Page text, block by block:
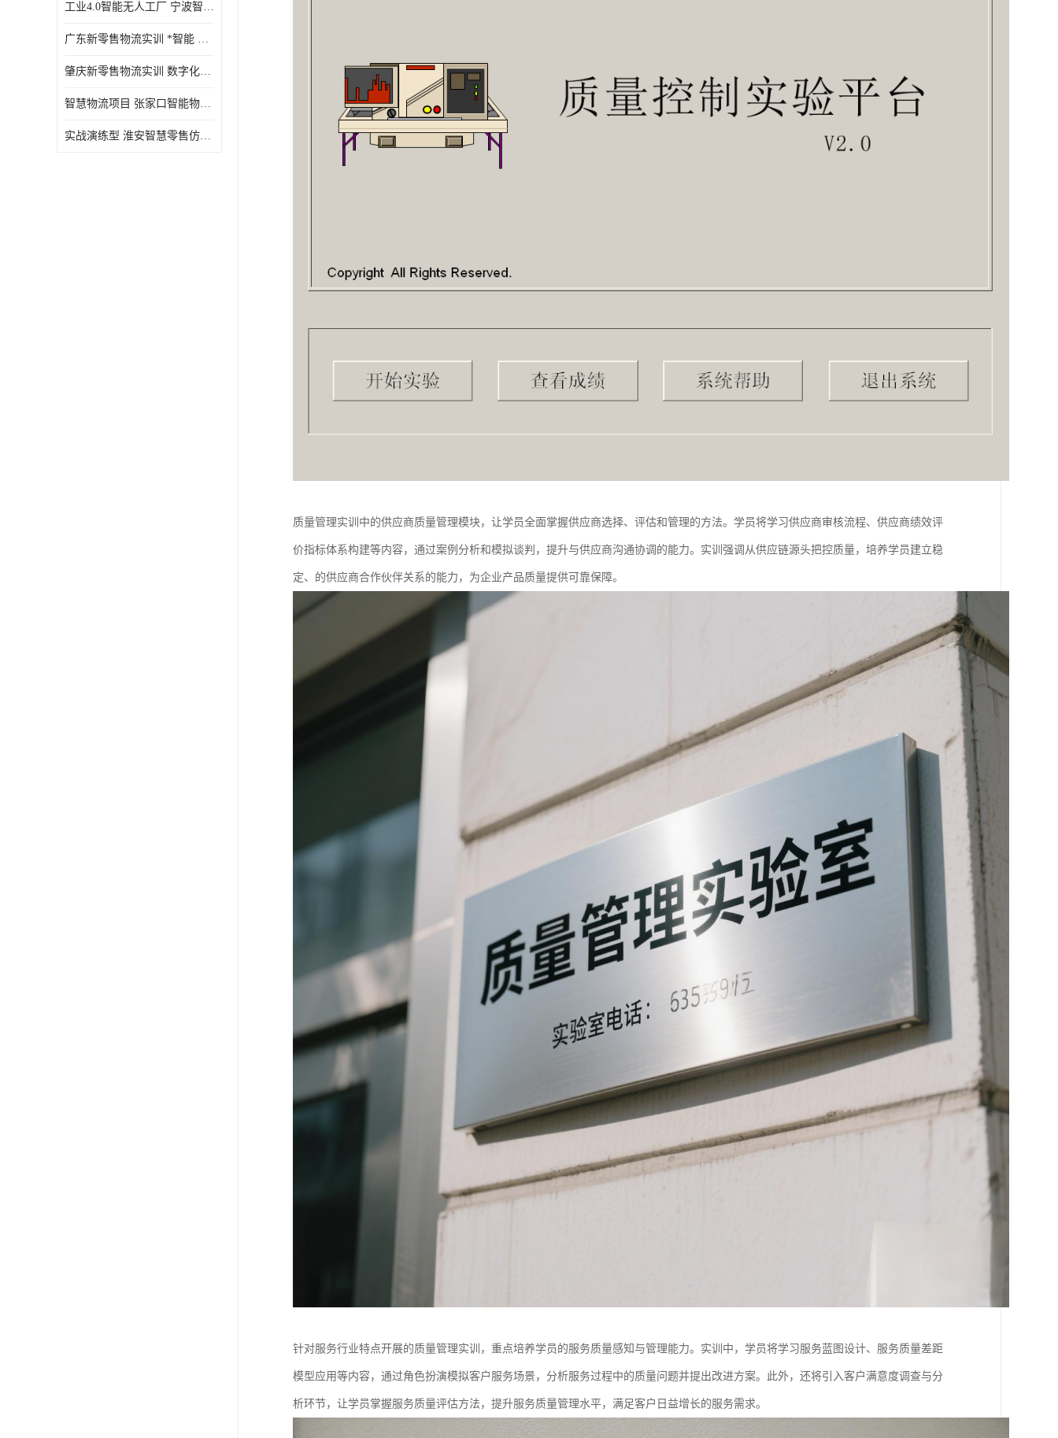
工业4.0智能无人工厂 宁波智能制造仿真项目
广东新零售物流实训 *智能 实战演练型
肇庆新零售物流实训 数字化赋能 创新实践
智慧物流项目 张家口智能物流装备
实战演练型 淮安智慧零售仿真实训 实战沉浸式
质量管理实训中的供应商质量管理模块，让学员全面掌握供应商选择、评估和管理的方法。学员将学习供应商审核流程、供应商绩效评
价指标体系构建等内容，通过案例分析和模拟谈判，提升与供应商沟通协调的能力。实训强调从供应链源头把控质量，培养学员建立稳
定、的供应商合作伙伴关系的能力，为企业产品质量提供可靠保障。
针对服务行业特点开展的质量管理实训，重点培养学员的服务质量感知与管理能力。实训中，学员将学习服务蓝图设计、服务质量差距
模型应用等内容，通过角色扮演模拟客户服务场景，分析服务过程中的质量问题并提出改进方案。此外，还将引入客户满意度调查与分
析环节，让学员掌握服务质量评估方法，提升服务质量管理水平，满足客户日益增长的服务需求。